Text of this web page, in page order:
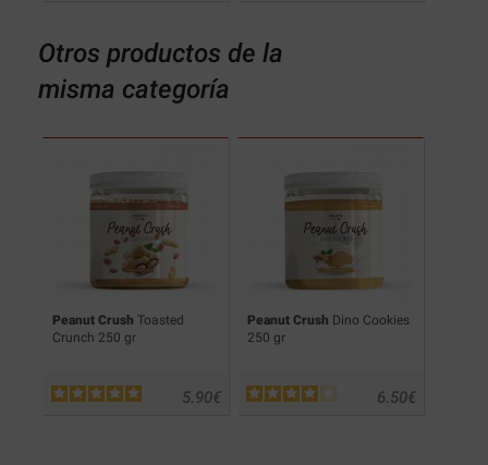
Otros productos de la
misma categoría
Peanut Crush Toasted
Crunch 250 gr
€
5.90
Peanut Crush Dino Cookies
250 gr
€
6.50